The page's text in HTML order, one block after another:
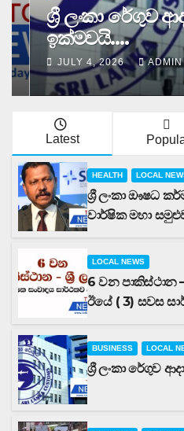
ශ්‍රී ලංකා රේගුව
ඉක්මවයි….
JULY 4, 2026 ADMIN
Latest
HEALTH LOCAL
ශ්‍රී ලංකා ඖෂධ
වාර්ෂික මහා
LOCAL NEWS
6 වන පාකිස්ථාන –
ඊයේ ( 3) සවස
BUSINESS LOCAL
ශ්‍රී ලංකා රේගුව